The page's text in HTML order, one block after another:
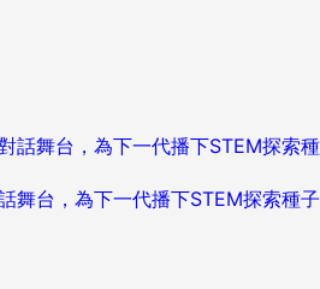
舞台，為下一代播下STEM探索種子